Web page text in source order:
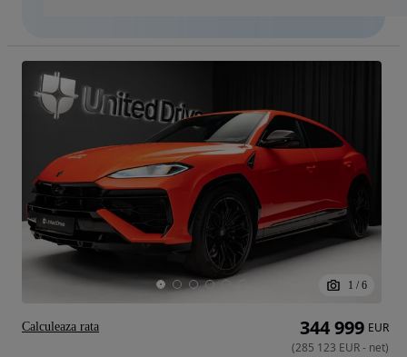
1 / 6
344 999 EUR
(285 123 EUR- net)
Calculeaza rata